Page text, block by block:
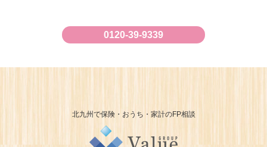
0120-39-9339
北九州で保険・おうち・家計のFP相談